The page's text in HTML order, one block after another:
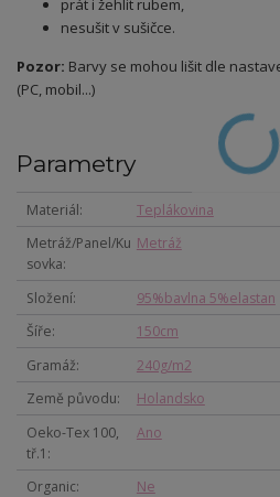
prát i žehlit rubem,
nesušit v sušičce.
Pozor: Barvy se mohou lišit dle
(PC, mobil...)
Parametry
Materiál
Teplákovina
Metráž/Panel/Ku
sovka
Metráž
Složení
95%bavlna 5%elastan
Šíře
150cm
Gramáž
240g/m2
Země původu
Holandsko
Oeko-Tex 100,
tř.1
Ano
Organic
Ne